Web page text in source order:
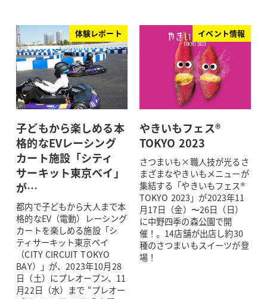
体験レポート
子どもから楽しめる本
格的なEVレーシング
カート施設「シティ
サーキット東京ベイ」
が…
都内で子どもから大人まで本
格的なEV（電動）レーシング
カートを楽しめる施設「シ
ティサーキット東京ベイ
（CITY CIRCUIT TOKYO
BAY）」が、2023年10月28
日（土）にプレオープン、11
月22日（水）まで “プレオー
イベント情報
やきいもフェス®️
TOKYO 2023
さつまいも×職人技が光るさ
まざまなやきいもメニューが
集結する「やきいもフェス®️
TOKYO 2023」が2023年11
月17日（金）〜26日（日）
に中野四季の森公園で開
催！。14店舗が出店し約30
種のさつまいもスイーツが登
場！